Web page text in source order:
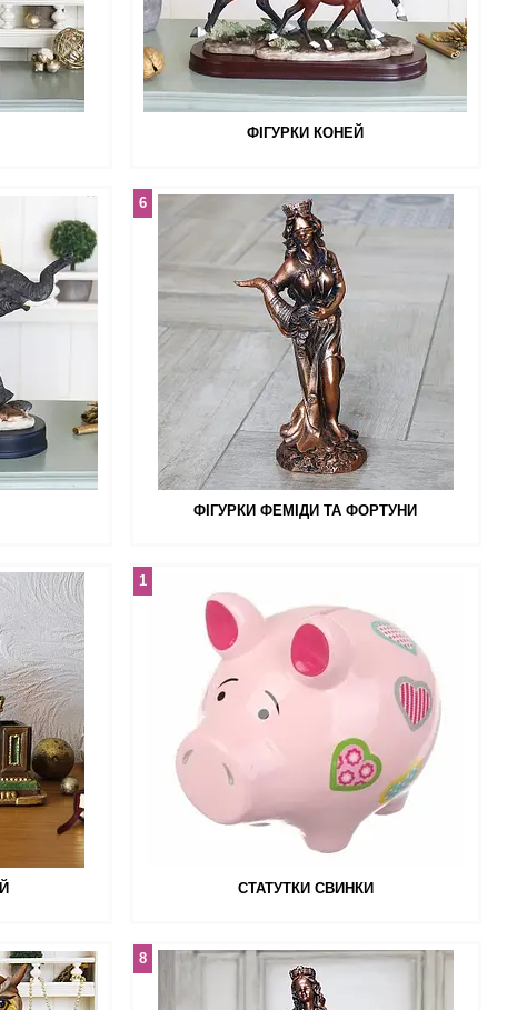
ФІГУРКИ КОНЕЙ
ФІГУРКИ ФЕМІДИ ТА ФОРТУНИ
6
СТАТУТКИ СВИНКИ
1
8